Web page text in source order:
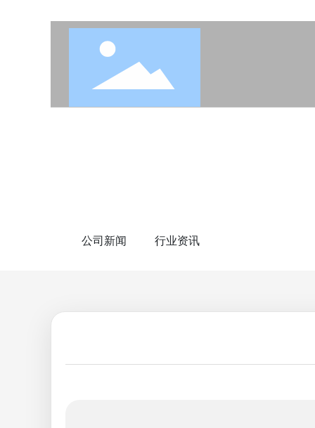
BLOG
公司新闻 行业资讯